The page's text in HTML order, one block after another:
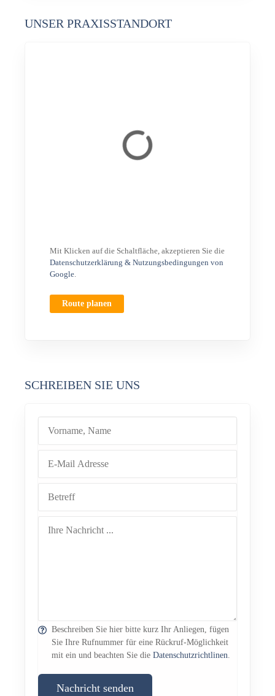
UNSER PRAXISSTANDORT
Mit Klicken auf die Schaltfläche, akzeptieren Sie die
Datenschutzerklärung & Nutzungsbedingungen von
Google
Route planen
SCHREIBEN SIE UNS
Beschreiben Sie hier bitte kurz Ihr Anliegen, fügen
Sie Ihre Rufnummer für eine Rückruf-Möglichkeit
mit ein und beachten Sie die Datenschutzrichtlinen
Nachricht senden